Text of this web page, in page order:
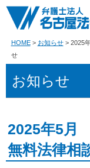
HOME お知らせ
2025
せ
お知らせ
2025年5月
無料法律相